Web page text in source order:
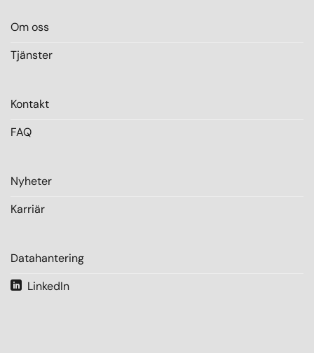
Om oss
Tjänster
Kontakt
FAQ
Nyheter
Karriär
Datahantering
LinkedIn